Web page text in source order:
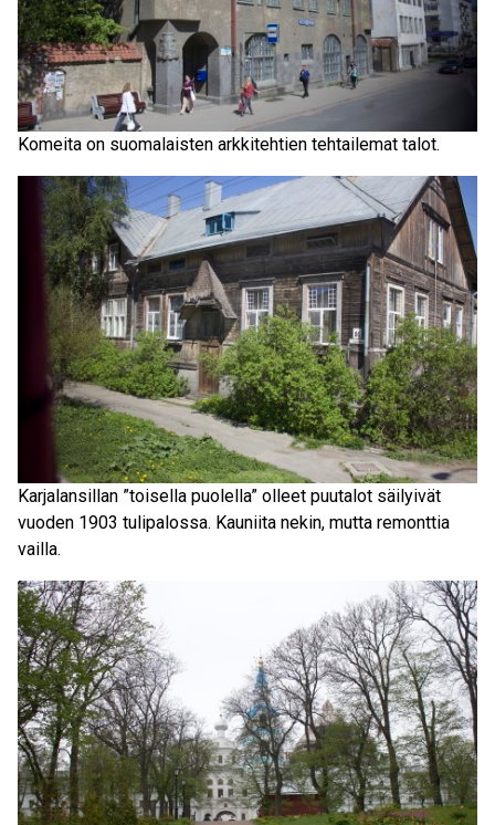
Komeita on suomalaisten arkkitehtien tehtailemat talot.
Karjalansillan ”toisella puolella” olleet puutalot säilyivät
vuoden 1903 tulipalossa. Kauniita nekin, mutta remonttia
vailla.